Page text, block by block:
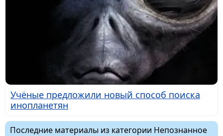
Учёные предложили новый способ поиска
инопланетян
Последние материалы из категории Непознанное